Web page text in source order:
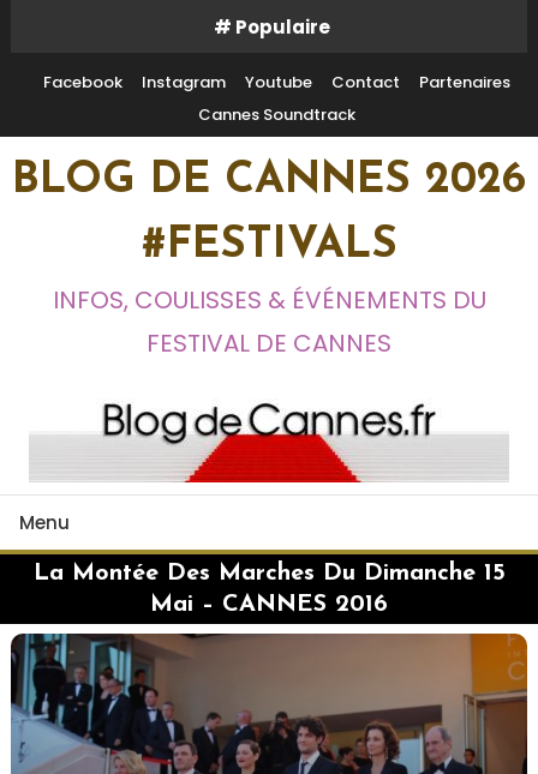
Content
# Populaire
Facebook Instagram Youtube Contact
Partenaires
Cannes Soundtrack
BLOG DE CANNES 2026
#FESTIVALS
INFOS, COULISSES & ÉVÉNEMENTS DU
FESTIVAL DE CANNES
Menu
La Montée Des Marches Du Dimanche 15
Mai – CANNES 2016